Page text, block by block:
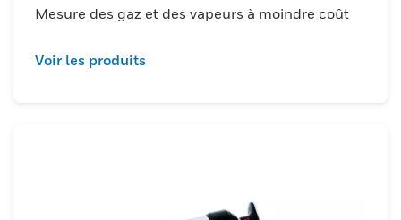
Mesure des gaz et des vapeurs à moindre coût
Voir les produits